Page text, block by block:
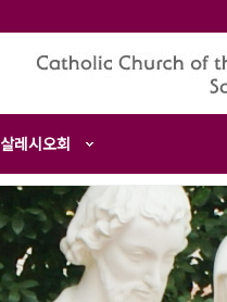
살레시오회